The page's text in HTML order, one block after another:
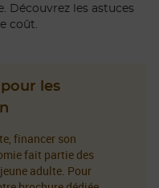
Découvrez les astuces
coût.
les
financer son
fait partie des
adulte. Pour